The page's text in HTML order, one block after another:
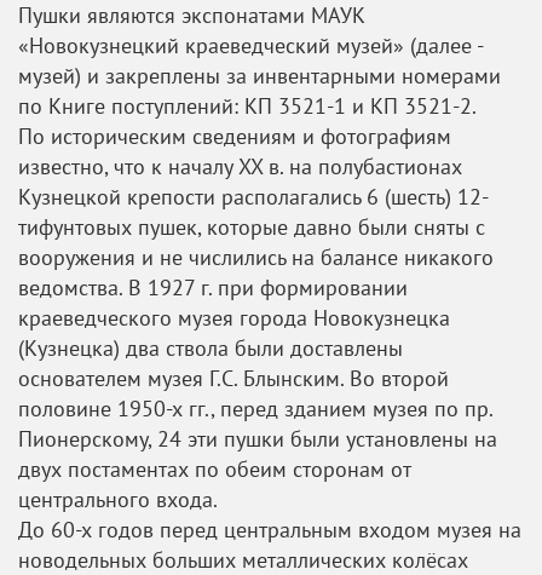
Пушки являются экспонатами МАУК
«Новокузнецкий краеведческий музей» (далее -
музей) и закреплены за инвентарными номерами
по Книге поступлений: КП 3521-1 и КП 3521-2.
По историческим сведениям и фотографиям
известно, что к началу XX в. на полубастионах
Кузнецкой крепости располагались 6 (шесть) 12-
тифунтовых пушек, которые давно были сняты с
вооружения и не числились на балансе никакого
ведомства. В 1927 г. при формировании
краеведческого музея города Новокузнецка
(Кузнецка) два ствола были доставлены
основателем музея Г.С. Блынским. Во второй
половине 1950-х гг., перед зданием музея по пр.
Пионерскому, 24 эти пушки были установлены на
двух постаментах по обеим сторонам от
центрального входа.
До 60-х годов перед центральным входом музея на
новодельных больших металлических колёсах